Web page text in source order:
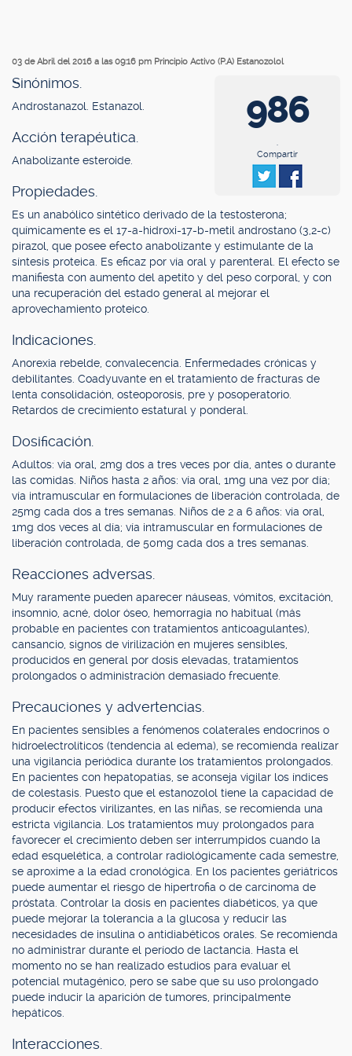
03 de Abril del 2016 a las 09:16 pm Principio Activo (P.A) Estanozolol
986
.
Compartir
Sinónimos.
Androstanazol. Estanazol.
Acción terapéutica.
Anabolizante esteroide.
Propiedades.
Es un anabólico sintético derivado de la testosterona;
químicamente es el 17-a-hidroxi-17-b-metil androstano (3,2-c)
pirazol, que posee efecto anabolizante y estimulante de la
síntesis proteica. Es eficaz por vía oral y parenteral. El efecto se
manifiesta con aumento del apetito y del peso corporal, y con
una recuperación del estado general al mejorar el
aprovechamiento proteico.
Indicaciones.
Anorexia rebelde, convalecencia. Enfermedades crónicas y
debilitantes. Coadyuvante en el tratamiento de fracturas de
lenta consolidación, osteoporosis, pre y posoperatorio.
Retardos de crecimiento estatural y ponderal.
Dosificación.
Adultos: vía oral, 2mg dos a tres veces por día, antes o durante
las comidas. Niños hasta 2 años: vía oral, 1mg una vez por día;
vía intramuscular en formulaciones de liberación controlada, de
25mg cada dos a tres semanas. Niños de 2 a 6 años: vía oral,
1mg dos veces al día; vía intramuscular en formulaciones de
liberación controlada, de 50mg cada dos a tres semanas.
Reacciones adversas.
Muy raramente pueden aparecer náuseas, vómitos, excitación,
insomnio, acné, dolor óseo, hemorragia no habitual (más
probable en pacientes con tratamientos anticoagulantes),
cansancio, signos de virilización en mujeres sensibles,
producidos en general por dosis elevadas, tratamientos
prolongados o administración demasiado frecuente.
Precauciones y advertencias.
En pacientes sensibles a fenómenos colaterales endocrinos o
hidroelectrolíticos (tendencia al edema), se recomienda realizar
una vigilancia periódica durante los tratamientos prolongados.
En pacientes con hepatopatías, se aconseja vigilar los índices
de colestasis. Puesto que el estanozolol tiene la capacidad de
producir efectos virilizantes, en las niñas, se recomienda una
estricta vigilancia. Los tratamientos muy prolongados para
favorecer el crecimiento deben ser interrumpidos cuando la
edad esquelética, a controlar radiológicamente cada semestre,
se aproxime a la edad cronológica. En los pacientes geriátricos
puede aumentar el riesgo de hipertrofia o de carcinoma de
próstata. Controlar la dosis en pacientes diabéticos, ya que
puede mejorar la tolerancia a la glucosa y reducir las
necesidades de insulina o antidiabéticos orales. Se recomienda
no administrar durante el período de lactancia. Hasta el
momento no se han realizado estudios para evaluar el
potencial mutagénico, pero se sabe que su uso prolongado
puede inducir la aparición de tumores, principalmente
hepáticos.
Interacciones.